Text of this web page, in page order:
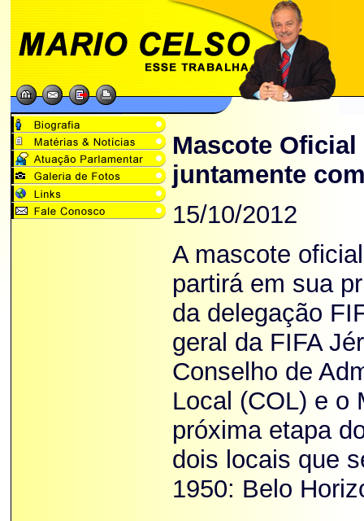
Mascote
juntamente
15/10/2012
A mascote
partirá em sua
da delegação
geral da FIFA
Conselho de
Local (COL) e o
próxima etapa
dois locais que
1950: Belo